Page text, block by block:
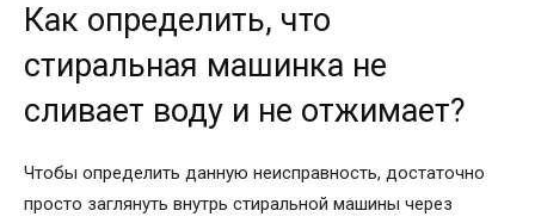
Как определить, что
стиральная машинка не
сливает воду и не отжимает?
Чтобы определить данную неисправность, достаточно
просто заглянуть внутрь стиральной машины через